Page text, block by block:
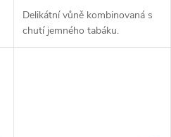
Delikátní vůně kombinovaná s
chutí jemného tabáku.